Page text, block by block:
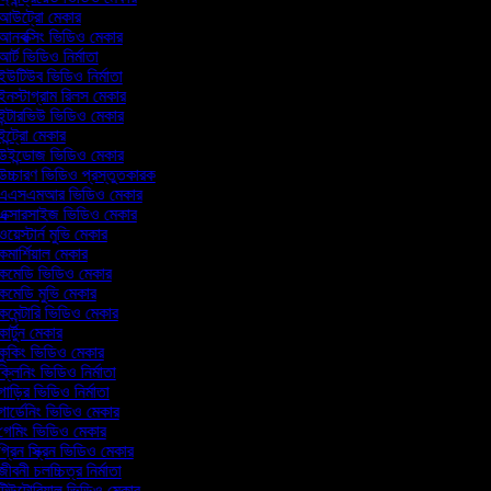
মেকার
ভিডিও মেকার
ভিডিও নির্মাতা
ভিডিও নির্মাতা
রিলস মেকার
ভিডিও মেকার
মেকার
ভিডিও মেকার
ভিডিও প্রস্তুতকারক
ভিডিও মেকার
ভিডিও মেকার
মুভি মেকার
মেকার
ভিডিও মেকার
মুভি মেকার
ভিডিও মেকার
মেকার
ভিডিও মেকার
ভিডিও নির্মাতা
ভিডিও নির্মাতা
ভিডিও মেকার
ভিডিও মেকার
স্ক্রিন ভিডিও মেকার
চলচ্চিত্র নির্মাতা